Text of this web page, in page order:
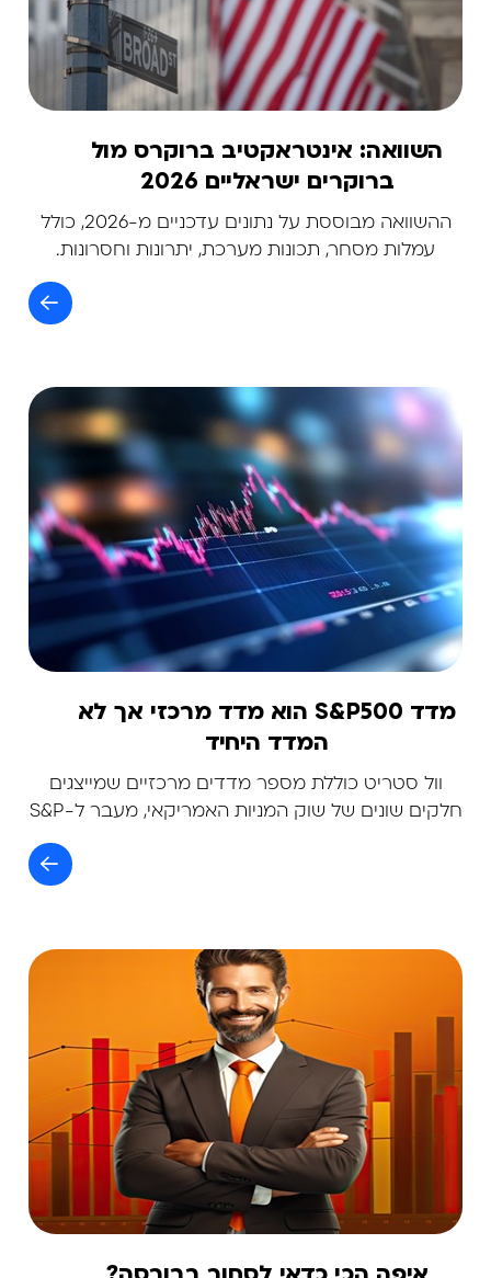
השוואה: אינטראקטיב ברוקרס מול
ברוקרים ישראליים 2026
ההשוואה מבוססת על נתונים עדכניים מ-2026, כולל
עמלות מסחר, תכונות מערכת, יתרונות וחסרונות.
מדד S&P500 הוא מדד מרכזי אך לא
המדד היחיד
וול סטריט כוללת מספר מדדים מרכזיים שמייצגים
חלקים שונים של שוק המניות האמריקאי, מעבר ל-S&P